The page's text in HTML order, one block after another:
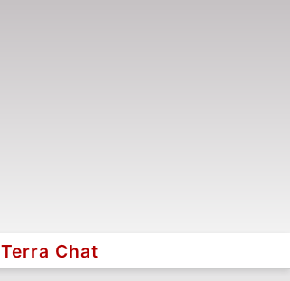
Terra Chat